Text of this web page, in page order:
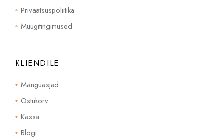
Privaatsuspoliitika
Müügitingimused
KLIENDILE
Mänguasjad
Ostukorv
Kassa
Blogi